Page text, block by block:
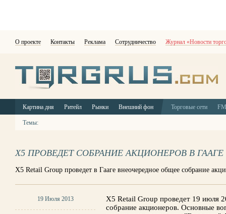
О проекте Контакты Реклама Сотрудничество Журнал «Новости
Картина дня Ритейл Рынки Внешний фон Торговые сети
Темы:
X5 ПРОВЕДЕТ СОБРАНИЕ АКЦИОНЕРОВ В ГААГЕ
X5 Retail Group проведет в Гааге внеочередное общее собрание
19 Июля 2013
X5 Retail Group проведет 19 июля
собрание акционеров. Основные